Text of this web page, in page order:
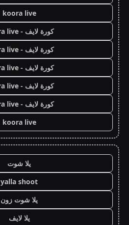
koora live
كورة لايف - koora live
كورة لايف - koora live
كورة لايف - koora live
كورة لايف - koora live
كورة لايف - koora live
koora live
يلا شوت
yalla shoot
يلا شوت زون
يلا لايف